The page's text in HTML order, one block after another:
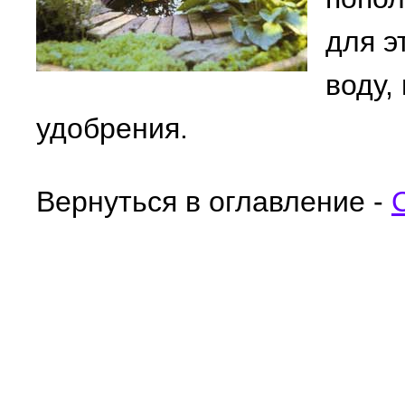
для
удобрения.
Вернуться в оглавление -